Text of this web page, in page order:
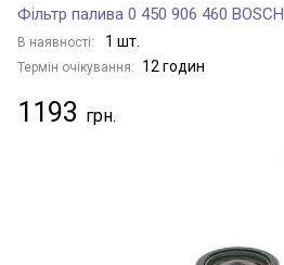
Фільтр палива 0 450 906 460 BOSCH
В наявності: 1 шт.
Термін очікування: 12 годин
1193